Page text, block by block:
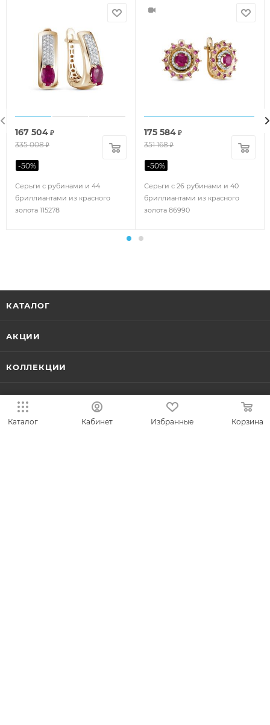
Серьги с рубинами и 44
бриллиантами из красного
золота 115278
167 504 ₽
335 008₽
-50%
Серьги с 26 рубинами и 40
бриллиантами из красного
золота 86990
175 584 ₽
351 168₽
-50%
КАТАЛОГ
АКЦИИ
КОЛЛЕКЦИИ
НОВИНКИ
Каталог Кабинет Избранные Корзина